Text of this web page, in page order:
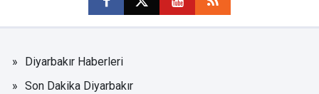
Diyarbakır Haberleri
Son Dakika Diyarbakır